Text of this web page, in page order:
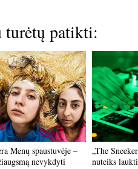
turėtų patikti:
Menų spaustuvėje –
nevykdyti
„The
nuteiks